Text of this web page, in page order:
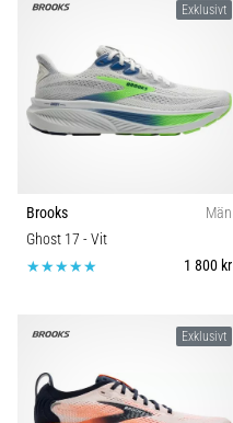
Exklusivt
Brooks
Män
Ghost 17 - Vit
1 800 kr
Exklusivt